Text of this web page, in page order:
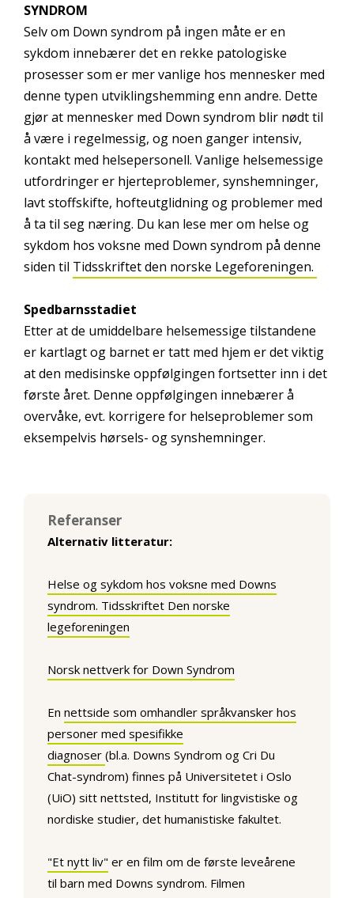
SYNDROM
Selv om Down syndrom på ingen måte er en
sykdom innebærer det en rekke patologiske
prosesser som er mer vanlige hos mennesker med
denne typen utviklingshemming enn andre. Dette
gjør at mennesker med Down syndrom blir nødt til
å være i regelmessig, og noen ganger intensiv,
kontakt med helsepersonell. Vanlige helsemessige
utfordringer er hjerteproblemer, synshemninger,
lavt stoffskifte, hofteutglidning og problemer med
å ta til seg næring. Du kan lese mer om helse og
sykdom hos voksne med Down syndrom på denne
siden til Tidsskriftet den norske Legeforeningen.
Spedbarnsstadiet
Etter at de umiddelbare helsemessige tilstandene
er kartlagt og barnet er tatt med hjem er det viktig
at den medisinske oppfølgingen fortsetter inn i det
første året. Denne oppfølgingen innebærer å
overvåke, evt. korrigere for helseproblemer som
eksempelvis hørsels- og synshemninger.
Referanser
Alternativ litteratur:
Helse og sykdom hos voksne med Downs
syndrom. Tidsskriftet Den norske
legeforeningen
Norsk nettverk for Down Syndrom
En nettside som omhandler språkvansker hos
personer med spesifikke
diagnoser (bl.a. Downs Syndrom og Cri Du
Chat-syndrom) finnes på Universitetet i Oslo
(UiO) sitt nettsted, Institutt for lingvistiske og
nordiske studier, det humanistiske fakultet.
"Et nytt liv" er en film om de første leveårene
til barn med Downs syndrom. Filmen